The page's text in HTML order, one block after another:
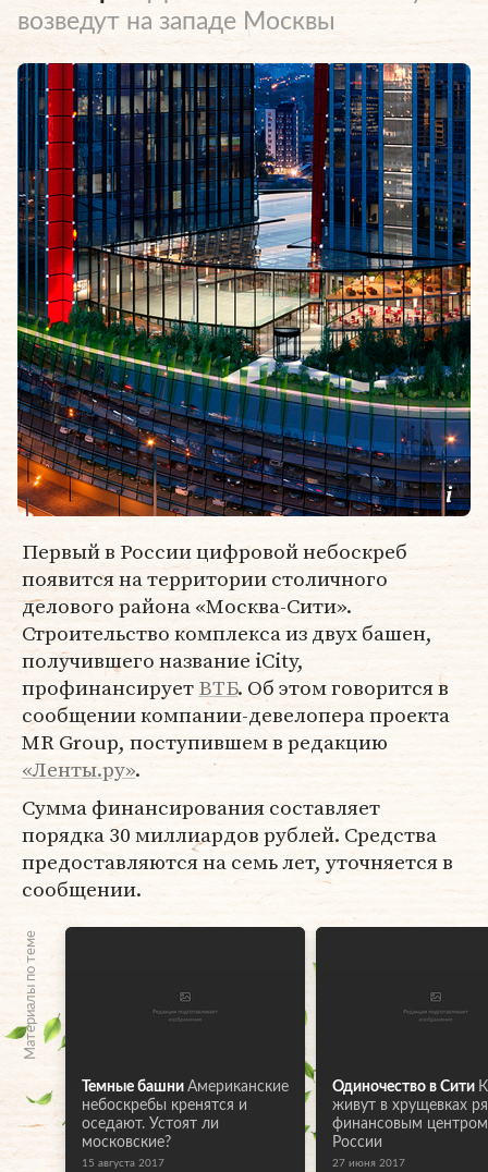
возведут на западе Москвы
Первый в России цифровой небоскреб
появится на территории столичного
делового района «Москва-Сити».
Строительство комплекса из двух башен,
получившего название iCity,
профинансируетВТБ. Об этом говорится в
сообщении компании-девелопера проекта
MR Group, поступившем в редакцию
«Ленты.ру».
Сумма финансирования составляет
порядка 30 миллиардов рублей. Средства
предоставляются на семь лет, уточняется в
сообщении.
Материалы по теме
Темные башни Американские
небоскребы кренятся и
оседают. Устоят ли
московские?
15 августа 2017
Одиночество в Сити
живут в хрущевках
финансовым центром
России
27 июня 2017